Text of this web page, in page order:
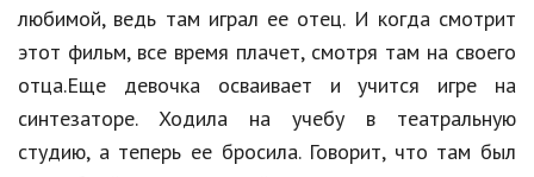
Наука и технологии
любимой, ведь там играл ее отец. И когда смотрит
этот фильм, все время плачет, смотря там на своего
отца.Еще девочка осваивает и учится игре на
синтезаторе. Ходила на учебу в театральную
студию, а теперь ее бросила. Говорит, что там был